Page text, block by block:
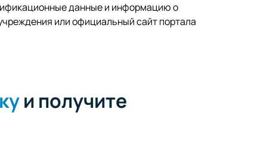
данные и информацию о
или официальный сайт портала
и получите